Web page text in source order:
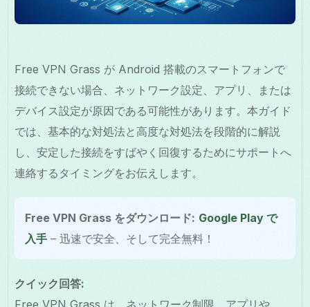
Free VPN Grass が Android 搭載のスマートフォンで
接続できない場合、ネットワーク設定、アプリ、または
デバイス設定が原因である可能性があります。本ガイド
では、基本的な対処法と高度な対処法を段階的に解説
し、安定した接続をすばやく回復するためにサポートへ
連絡するタイミングをお伝えします。
Free VPN Grass をダウンロード: Google Play で
入手 – 迅速で安全、そして完全無料！
クイック回答:
Free VPN Grass は、ネットワーク制限、アプリや